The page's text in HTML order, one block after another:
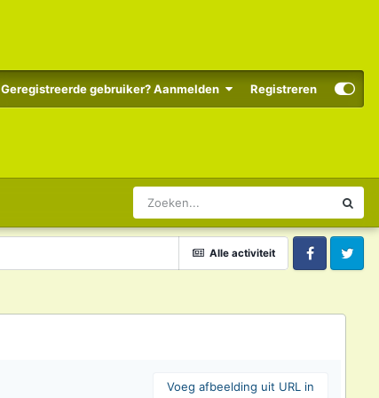
Geregistreerde gebruiker? Aanmelden Registreren
Alle activiteit
FacebookTwitter
Voeg afbeelding uit URL in